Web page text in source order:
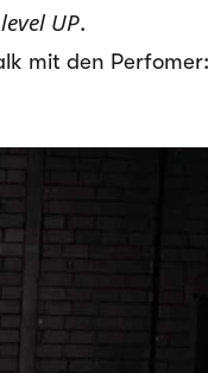
UP.
mit den